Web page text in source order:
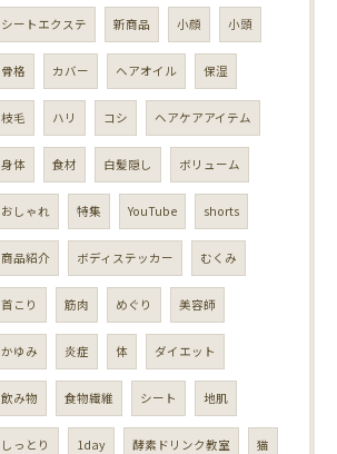
シートエクステ 新商品 小顔 小頭
骨格 カバー ヘアオイル 保湿
枝毛 ハリ コシ ヘアケアアイテム
身体 食材 白髪隠し ボリューム
おしゃれ 特集 YouTube shorts
商品紹介 ボディステッカー むくみ
首こり 筋肉 めぐり 美容師
かゆみ 炎症 体 ダイエット
飲み物 食物繊維 シート 地肌
しっとり 1day 酵素ドリンク教室 猫